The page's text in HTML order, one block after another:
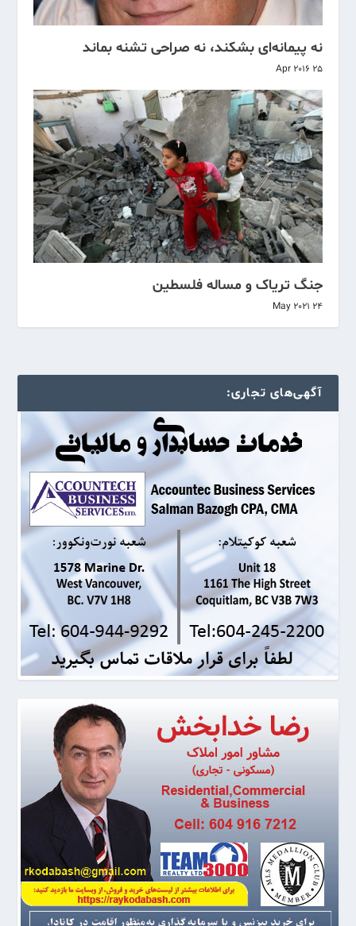
نه پیمانه‌ای بشکند، نه صراحی تشنه بماند
25 Apr 2016
جنگ تریاک و مساله فلسطین
24 May 2021
آگهی‌های تجاری: